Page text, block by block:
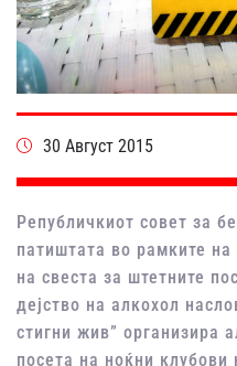
30 Август 2015
Републичкиот совет за
патиштата во рамките
на свеста за штетните
дејство на алкохол
стигни жив” организира
посета на ноќни клубови